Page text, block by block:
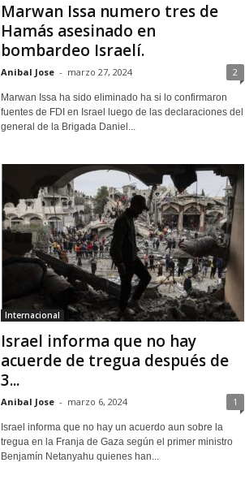
Marwan Issa numero tres de
Hamás asesinado en
bombardeo Israelí.
Anibal Jose - marzo 27, 2024 2
Marwan Issa ha sido eliminado ha si lo confirmaron
fuentes de FDI en Israel luego de las declaraciones del
general de la Brigada Daniel...
Internacional
Israel informa que no hay
acuerde de tregua después de
3...
Anibal Jose - marzo 6, 2024 1
Israel informa que no hay un acuerdo aun sobre la
tregua en la Franja de Gaza según el primer ministro
Benjamín Netanyahu quienes han...